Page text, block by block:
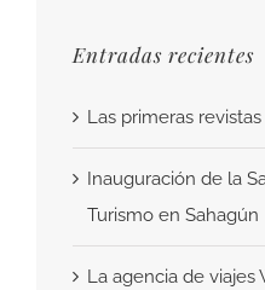
Entradas recientes
Las primeras
Inauguración de la
Turismo en Sahagún
La agencia de viajes